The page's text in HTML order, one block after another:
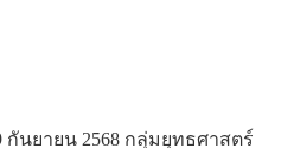
กันยายน 2568 กลุ่มยุทธศาสตร์